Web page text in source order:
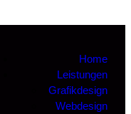
Home
Leistungen
Grafikdesign
Webdesign